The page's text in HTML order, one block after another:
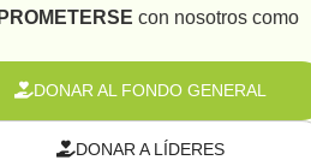
con nosotros como
DONAR AL FONDO GENERAL
DONAR A LÍDERES